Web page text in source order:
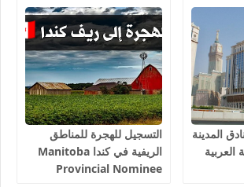
المدينة
العربية
التسجيل للهجرة للمناطق
الريفية في كندا Manitoba
Provincial Nominee